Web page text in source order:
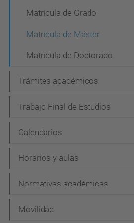
Matrícula de Grado
Matrícula de Máster
Matrícula de Doctorado
Trámites académicos
Trabajo Final de Estudios
Calendarios
Horarios y aulas
Normativas académicas
Movilidad